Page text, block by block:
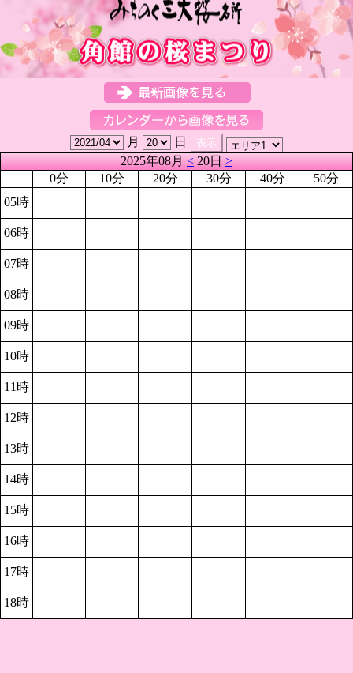
月
日
2025年08月<20日>
0分
10分 20分 30分 40分
50分
05時
06時
07時
08時
09時
10時
11時
12時
13時
14時
15時
16時
17時
18時